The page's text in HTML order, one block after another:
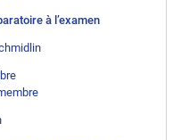
à l’examen